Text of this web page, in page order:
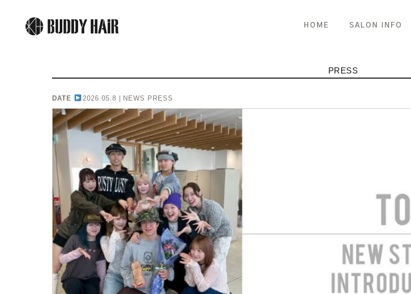
HOME SALON INFO
PRESS
DATE 2026.05.8 | NEWS PRESS